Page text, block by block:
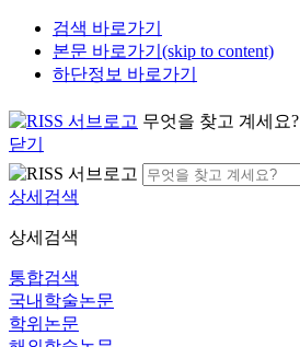
검색 바로가기
본문 바로가기(skip to content)
하단정보 바로가기
무엇을 찾고 계세요?
닫기
상세검색
상세검색
통합검색
국내학술논문
학위논문